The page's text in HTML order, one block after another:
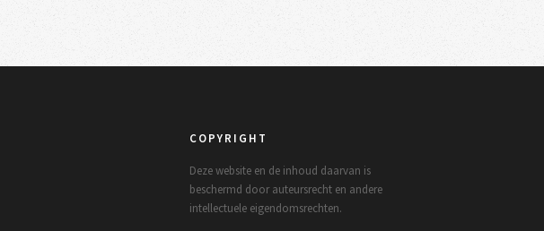
COPYRIGHT
Deze website en de inhoud daarvan is
beschermd door auteursrecht en andere
intellectuele eigendomsrechten.